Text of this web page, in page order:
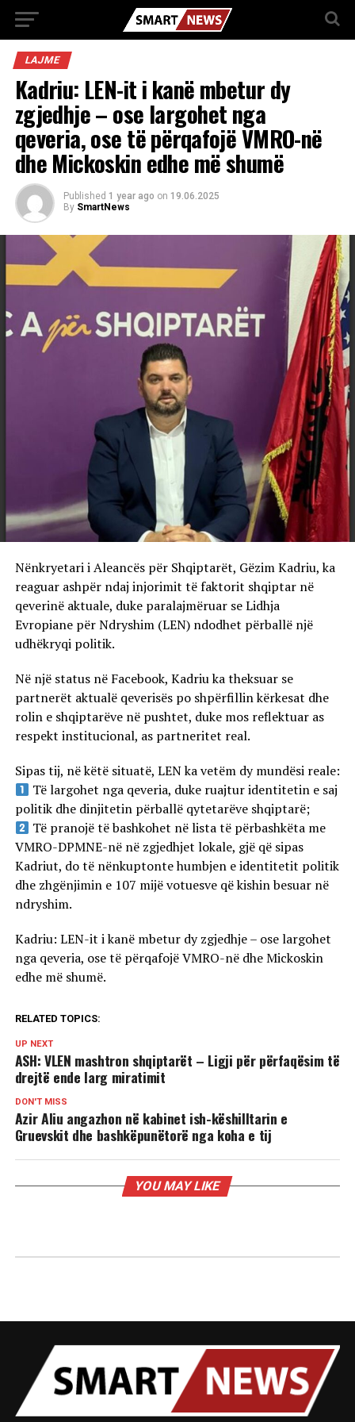
LAJME
Kadriu: LEN-it i kanë mbetur dy
zgjedhje – ose largohet nga
qeveria, ose të përqafojë VMRO-në
dhe Mickoskin edhe më shumë
Published 1 year ago on 19.06.2025
By SmartNews
Nënkryetari i Aleancës për Shqiptarët, Gëzim Kadriu, ka
reaguar ashpër ndaj injorimit të faktorit shqiptar në
qeverinë aktuale, duke paralajmëruar se Lidhja
Evropiane për Ndryshim (LEN) ndodhet përballë një
udhëkryqi politik.
Në një status në Facebook, Kadriu ka theksuar se
partnerët aktualë qeverisës po shpërfillin kërkesat dhe
rolin e shqiptarëve në pushtet, duke mos reflektuar as
respekt institucional, as partneritet real.
Sipas tij, në këtë situatë, LEN ka vetëm dy mundësi reale:
Të largohet nga qeveria, duke ruajtur identitetin e saj
politik dhe dinjitetin përballë qytetarëve shqiptarë;
Të pranojë të bashkohet në lista të përbashkëta me
VMRO-DPMNE-në në zgjedhjet lokale, gjë që sipas
Kadriut, do të nënkuptonte humbjen e identitetit politik
dhe zhgënjimin e 107 mijë votuesve që kishin besuar në
ndryshim.
Kadriu: LEN-it i kanë mbetur dy zgjedhje – ose largohet
nga qeveria, ose të përqafojë VMRO-në dhe Mickoskin
edhe më shumë.
RELATED TOPICS:
UP NEXT
ASH: VLEN mashtron shqiptarët – Ligji për përfaqësim të
drejtë ende larg miratimit
DON'T MISS
Azir Aliu angazhon në kabinet ish-këshilltarin e
Gruevskit dhe bashkëpunëtorë nga koha e tij
YOU MAY LIKE